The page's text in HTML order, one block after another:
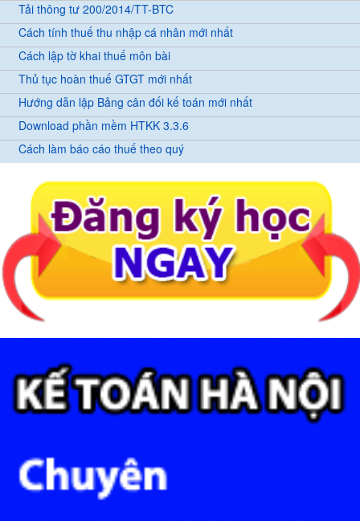
Tải thông tư 200/2014/TT-BTC
Cách tính thuế thu nhập cá nhân mới nhất
Cách lập tờ khai thuế môn bài
Thủ tục hoàn thuế GTGT mới nhất
Hướng dẫn lập Bảng cân đối kế toán mới nhất
Download phần mềm HTKK 3.3.6
Cách làm báo cáo thuế theo quý